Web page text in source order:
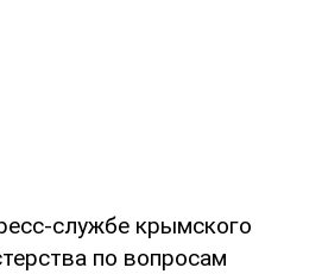
службе крымского
по вопросам